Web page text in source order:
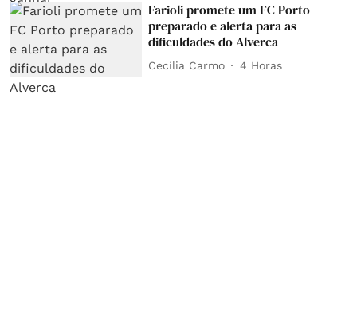
Farioli promete um FC Porto
preparado e alerta para as
dificuldades do Alverca
Cecília Carmo 4 Horas